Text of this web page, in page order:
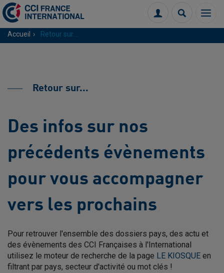
Menu
Connexion
Accueil Retour sur...
Retour sur...
Des infos sur nos
précédents évènements
pour vous accompagner
vers les prochains
Pour retrouver l'ensemble des dossiers pays, des actu et
des évènements des CCI Françaises à l'International
utilisez le moteur de recherche de la page LE KIOSQUE en
filtrant par pays, secteur d'activité ou mot clés !